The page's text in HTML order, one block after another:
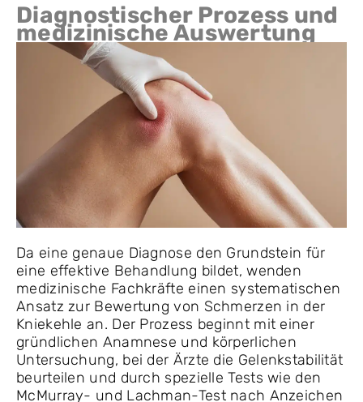
Diagnostischer Prozess und
medizinische Auswertung
Da eine genaue Diagnose den Grundstein für
eine effektive Behandlung bildet, wenden
medizinische Fachkräfte einen systematischen
Ansatz zur Bewertung von Schmerzen in der
Kniekehle an. Der Prozess beginnt mit einer
gründlichen Anamnese und körperlichen
Untersuchung, bei der Ärzte die Gelenkstabilität
beurteilen und durch spezielle Tests wie den
McMurray- und Lachman-Test nach Anzeichen